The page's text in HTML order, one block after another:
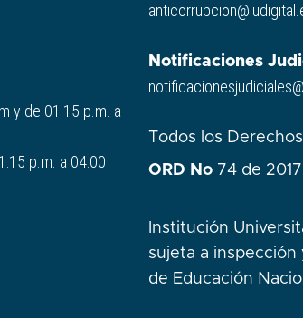
y de 01:15 p.m. a
p.m. a 04:00
Notificaciones
Todos los
ORD No 74 de
Institución
sujeta a
de Educación